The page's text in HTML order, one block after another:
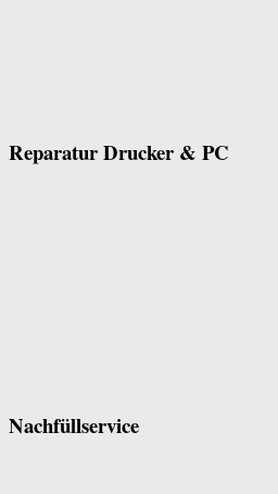
Reparatur Drucker & PC
Nachfüllservice